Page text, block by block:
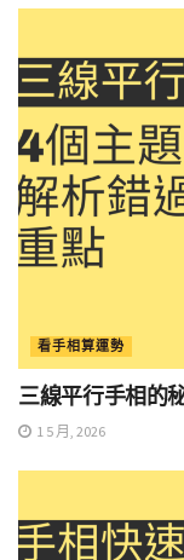
看手相算運勢
三線平行手相的
1 5 月, 2026